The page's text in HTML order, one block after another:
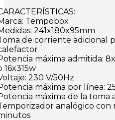
Tempobox
241x180x95mm
de corriente adicional
máxima admitida:
16x315w
230 V/50Hz
máxima por línea:
máxima de la toma
analógico con